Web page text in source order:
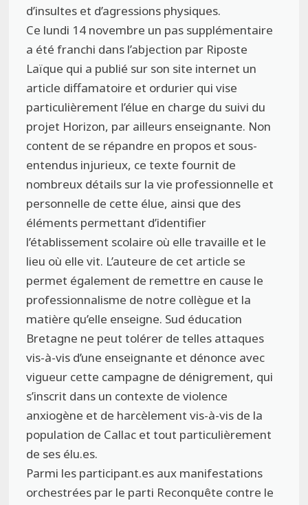
d’insultes et d’agressions physiques.
Ce lundi 14 novembre un pas supplémentaire
a été franchi dans l’abjection par Riposte
Laïque qui a publié sur son site internet un
article diffamatoire et ordurier qui vise
particulièrement l’élue en charge du suivi du
projet Horizon, par ailleurs enseignante. Non
content de se répandre en propos et sous-
entendus injurieux, ce texte fournit de
nombreux détails sur la vie professionnelle et
personnelle de cette élue, ainsi que des
éléments permettant d’identifier
l’établissement scolaire où elle travaille et le
lieu où elle vit. L’auteure de cet article se
permet également de remettre en cause le
professionnalisme de notre collègue et la
matière qu’elle enseigne. Sud éducation
Bretagne ne peut tolérer de telles attaques
vis-à-vis d’une enseignante et dénonce avec
vigueur cette campagne de dénigrement, qui
s’inscrit dans un contexte de violence
anxiogène et de harcèlement vis-à-vis de la
population de Callac et tout particulièrement
de ses élu.es.
Parmi les participant.es aux manifestations
orchestrées par le parti Reconquête contre le